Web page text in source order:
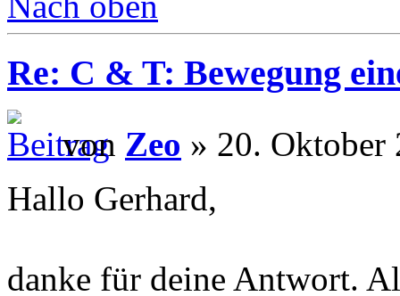
Re: C & T: Bewegung
von Zeo » 20. Oktober
Hallo Gerhard,
danke für deine Antwort.